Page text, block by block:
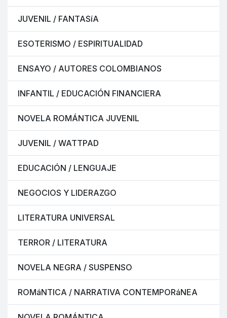
JUVENIL / FANTASíA
ESOTERISMO / ESPIRITUALIDAD
ENSAYO / AUTORES COLOMBIANOS
INFANTIL / EDUCACIÓN FINANCIERA
NOVELA ROMÁNTICA JUVENIL
JUVENIL / WATTPAD
EDUCACIÓN / LENGUAJE
NEGOCIOS Y LIDERAZGO
LITERATURA UNIVERSAL
TERROR / LITERATURA
NOVELA NEGRA / SUSPENSO
ROMáNTICA / NARRATIVA CONTEMPORáNEA